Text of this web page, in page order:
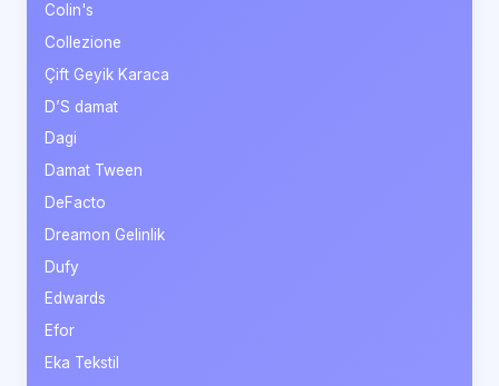
Colin's
Collezione
Çift Geyik Karaca
D’S damat
Dagi
Damat Tween
DeFacto
Dreamon Gelinlik
Dufy
Edwards
Efor
Eka Tekstil